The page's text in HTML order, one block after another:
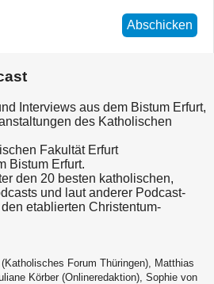
Abschicken
Interviews aus dem Bistum Erfurt,
des Katholischen
Fakultät Erfurt
Bistum Erfurt.
den 20 besten katholischen,
und laut anderer Podcast-
etablierten Christentum-
Forum Thüringen), Matthias
Körber (Onlineredaktion), Sophie von